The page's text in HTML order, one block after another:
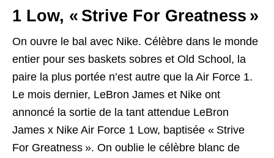
1 Low, « Strive For Greatness »
On ouvre le bal avec Nike. Célèbre dans le monde
entier pour ses baskets sobres et Old School, la
paire la plus portée n’est autre que la Air Force 1.
Le mois dernier, LeBron James et Nike ont
annoncé la sortie de la tant attendue LeBron
James x Nike Air Force 1 Low, baptisée « Strive
For Greatness ». On oublie le célèbre blanc de